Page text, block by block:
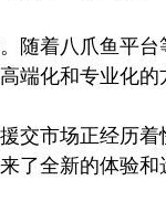
随着八爪鱼平
交市场正经历
了全新的体验和